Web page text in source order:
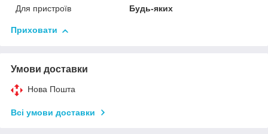
Для пристроїв
Будь-яких
Приховати
Умови доставки
Нова Пошта
Всі умови доставки